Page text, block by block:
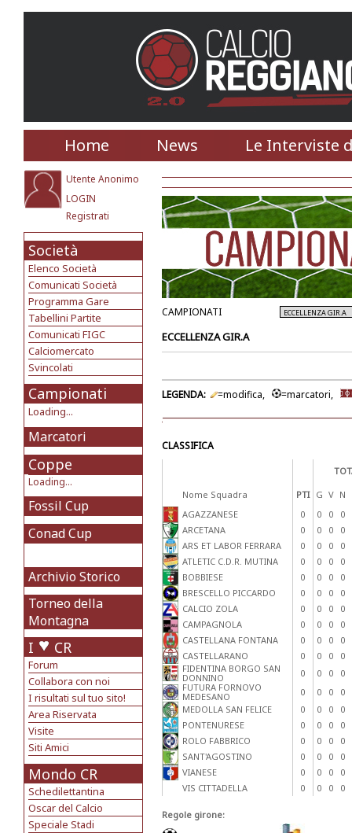
Home News Le Interviste
Utente Anonimo
LOGIN
Registrati
Società
Elenco Società
Comunicati Società
Programma Gare
Tabellini Partite
Comunicati FIGC
Calciomercato
Svincolati
Campionati
Loading...
Marcatori
Coppe
Loading...
Fossil Cup
Conad Cup
Archivio Storico
Torneo della
Montagna
I CR
Forum
Collabora con noi
I risultati sul tuo sito!
Area Riservata
Visite
Siti Amici
Mondo CR
Schedilettantina
Oscar del Calcio
Speciale Stadi
CAMPIONATI
ECCELLENZA GIR.A
LEGENDA: =modifica, =marcatori,
CLASSIFICA
Nome Squadra
PTI G V N
AGAZZANESE
0 0 0
0
ARCETANA
0 0 0
0
ARS ET LABOR FERRARA
0 0 0
0
ATLETIC C.D.R. MUTINA
0 0 0
0
BOBBIESE
0 0 0
0
BRESCELLO PICCARDO
0 0 0
0
CALCIO ZOLA
0 0 0
0
CAMPAGNOLA
0 0 0
0
CASTELLANA FONTANA
0 0 0
0
CASTELLARANO
0 0 0
0
FIDENTINA BORGO SAN
DONNINO
0 0 0
0
FUTURA FORNOVO
MEDESANO
0 0 0
0
MEDOLLA SAN FELICE
0 0 0
0
PONTENURESE
0 0 0
0
ROLO FABBRICO
0 0 0
0
SANT'AGOSTINO
0 0 0
0
VIANESE
0 0 0
0
VIS CITTADELLA
0 0 0 0
Regole girone: